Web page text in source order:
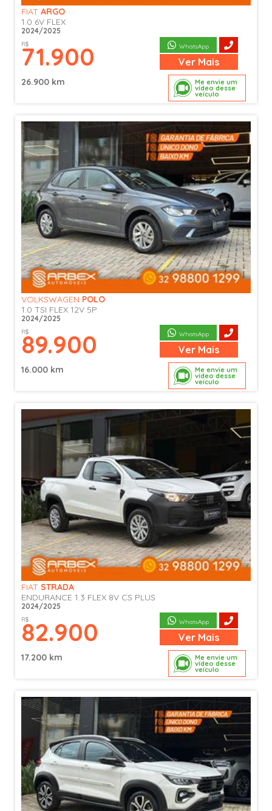
Me envie um
vídeo desse
veículo
FIAT ARGO
1.0 6V FLEX
2024/2025
R$
71.900 WhatsApp
Ver Mais
26.900 km
Me envie um
vídeo desse
veículo
VOLKSWAGEN POLO
1.0 TSI FLEX 12V 5P
2024/2025
R$
89.900 WhatsApp
Ver Mais
16.000 km
Me envie um
vídeo desse
veículo
FIAT STRADA
ENDURANCE 1.3 FLEX 8V CS PLUS
2024/2025
R$
82.900 WhatsApp
Ver Mais
17.200 km